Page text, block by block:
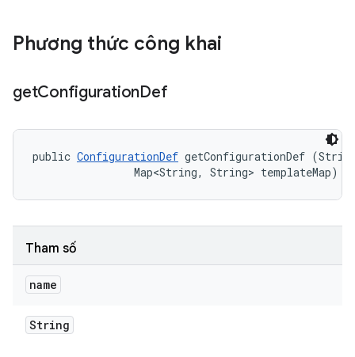
Phương thức công khai
getConfigurationDef
public ConfigurationDef getConfigurationDef
                Map<String, String> templateMap)
Tham số
name
String